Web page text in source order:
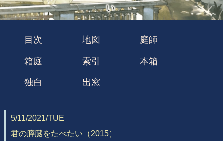
目次 地図 庭師
箱庭 索引 本箱
独白 出窓
5/11/2021/TUE
君の膵臓をたべたい（2015）